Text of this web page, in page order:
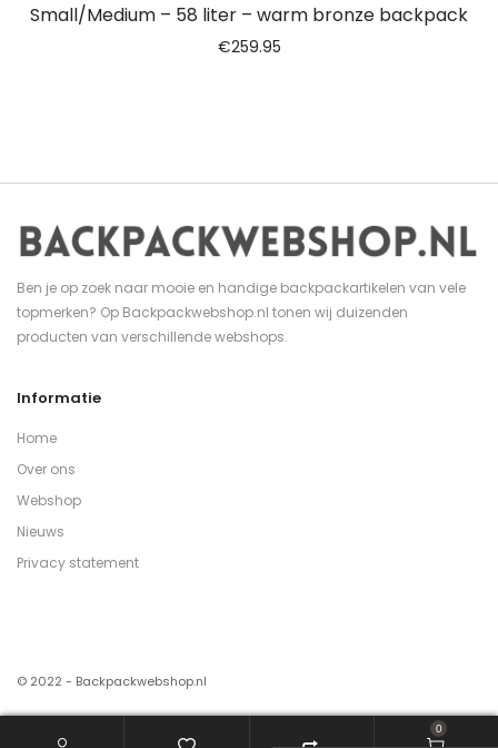
Small/Medium – 58 liter – warm bronze backpack
€259.95
Ben je op zoek naar mooie en handige backpackartikelen van vele
topmerken? Op Backpackwebshop.nl tonen wij duizenden
producten van verschillende webshops.
Informatie
Home
Over ons
Webshop
Nieuws
Privacy statement
© 2022 - Backpackwebshop.nl
0